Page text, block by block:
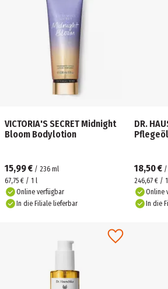
VICTORIA'S SECRET Midnight
Bloom Bodylotion
15,99 € / 236 ml
67,75 € / 1 l
Online verfügbar
In die Filiale lieferbar
DR.
Pflegeöl
18,50 € /
246,67 € /
Online
In die